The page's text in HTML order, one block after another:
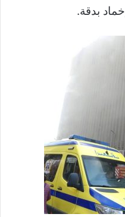
بدقة.